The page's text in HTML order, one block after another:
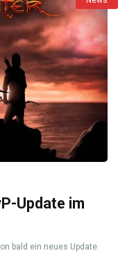
Update im
bald ein neues Update